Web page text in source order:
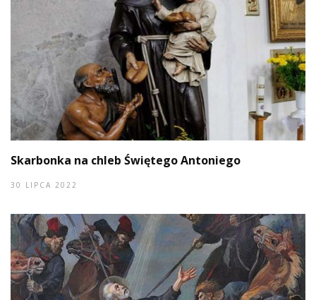
Skarbonka na chleb Świętego Antoniego
30 LIPCA 2022